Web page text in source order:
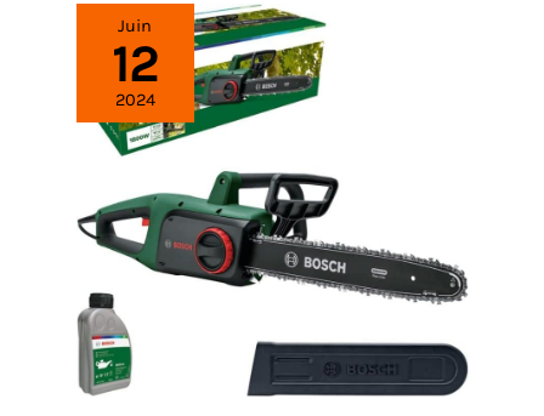
Juin
12
2024